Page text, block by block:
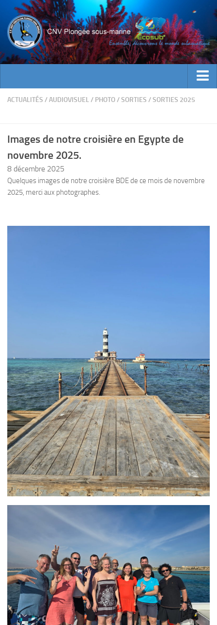
ACTUALITES
Bienvenue
Contacts
Documents utiles
Encadrement
Guide de palanquée N4
Initiateur
Moniteur Fédéral
Organisation
Responsables
Fosse
Sorties techniques
APNEE
SORTIES
Sorties 2026
Sorties 2023
Sorties 2022
Sorties 2021
Sorties 2020
Sorties 2019
ACTUALITÉS /AUDIOVISUEL/ PHOTO/SORTIES /SORTIES 2025
Images de notre croisière en Egypte de
novembre 2025.
8 décembre 2025
Quelques images de notre croisière BDE de ce mois de novembre
2025, merci aux photographes.